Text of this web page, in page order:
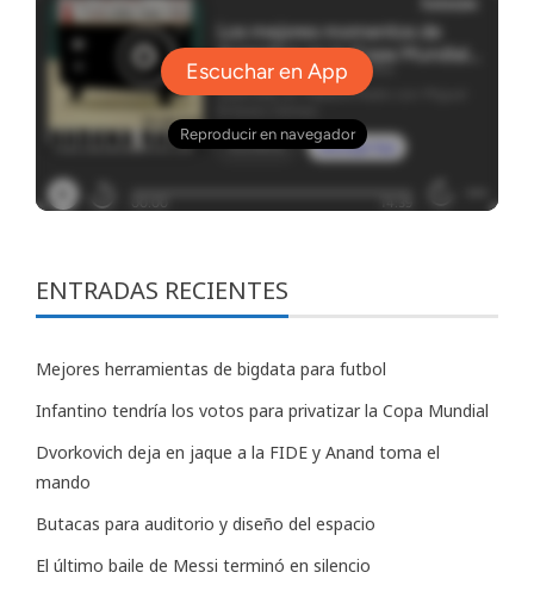
ENTRADAS RECIENTES
Mejores herramientas de bigdata para futbol
Infantino tendría los votos para privatizar la Copa Mundial
Dvorkovich deja en jaque a la FIDE y Anand toma el
mando
Butacas para auditorio y diseño del espacio
El último baile de Messi terminó en silencio